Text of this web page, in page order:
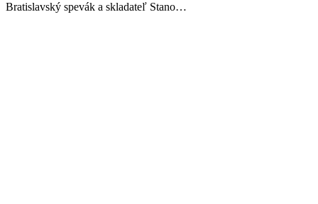
Bratislavský spevák a skladateľ Stano…